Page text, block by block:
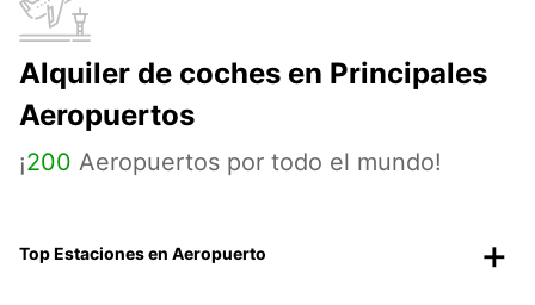
Alquiler de coches en Principales
Aeropuertos
¡200 Aeropuertos por todo el mundo!
Top Estaciones en Aeropuerto